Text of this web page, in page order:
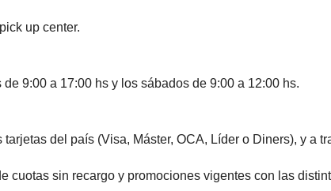
up center.
9:00 a 17:00 hs y los sábados de 9:00 a 12:00 hs.
del país (Visa, Máster, OCA, Líder o Diners), y a
sin recargo y promociones vigentes con las